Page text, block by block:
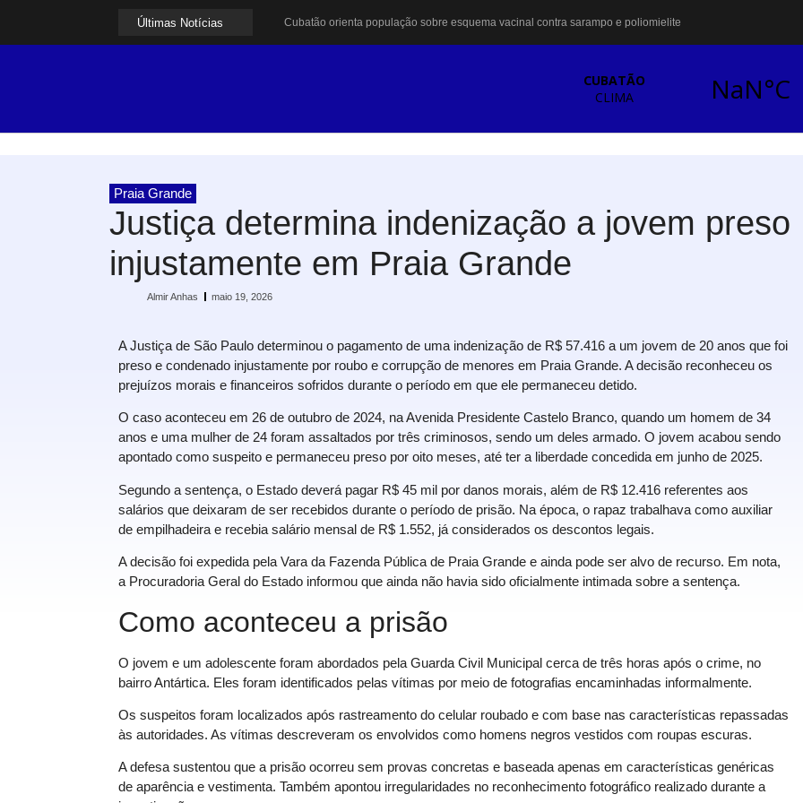
Últimas Notícias
Cubatão orienta população sobre esquema vacinal contra sarampo e poliomielite
Agosto Lilás começa em Cubatão com ação de conscientização contra a violência doméstica
Cubatão inicia campanha de multivacinação para crianças e adolescentes
Lagoa do Quarentenário ganha nova estrutura e se torna referência para futuros parques em São Vicente
Praia Grande
Justiça determina indenização a jovem preso
injustamente em Praia Grande
Almir Anhas maio 19, 2026
A Justiça de São Paulo determinou o pagamento de uma indenização de R$ 57.416 a um jovem de 20 anos que foi
preso e condenado injustamente por roubo e corrupção de menores em Praia Grande. A decisão reconheceu os
prejuízos morais e financeiros sofridos durante o período em que ele permaneceu detido.
O caso aconteceu em 26 de outubro de 2024, na Avenida Presidente Castelo Branco, quando um homem de 34
anos e uma mulher de 24 foram assaltados por três criminosos, sendo um deles armado. O jovem acabou sendo
apontado como suspeito e permaneceu preso por oito meses, até ter a liberdade concedida em junho de 2025.
Segundo a sentença, o Estado deverá pagar R$ 45 mil por danos morais, além de R$ 12.416 referentes aos
salários que deixaram de ser recebidos durante o período de prisão. Na época, o rapaz trabalhava como auxiliar
de empilhadeira e recebia salário mensal de R$ 1.552, já considerados os descontos legais.
A decisão foi expedida pela Vara da Fazenda Pública de Praia Grande e ainda pode ser alvo de recurso. Em nota,
a Procuradoria Geral do Estado informou que ainda não havia sido oficialmente intimada sobre a sentença.
Como aconteceu a prisão
O jovem e um adolescente foram abordados pela Guarda Civil Municipal cerca de três horas após o crime, no
bairro Antártica. Eles foram identificados pelas vítimas por meio de fotografias encaminhadas informalmente.
Os suspeitos foram localizados após rastreamento do celular roubado e com base nas características repassadas
às autoridades. As vítimas descreveram os envolvidos como homens negros vestidos com roupas escuras.
A defesa sustentou que a prisão ocorreu sem provas concretas e baseada apenas em características genéricas
de aparência e vestimenta. Também apontou irregularidades no reconhecimento fotográfico realizado durante a